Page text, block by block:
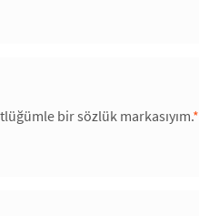
bir sözlük markasıyım.*